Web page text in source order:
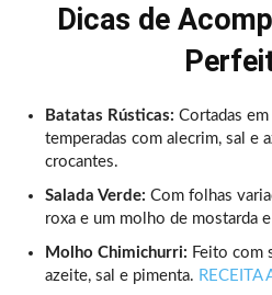
Dicas de
Batatas Rústicas: Cortadas
temperadas com alecrim, sal e
crocantes.
Salada Verde: Com folhas
roxa e um molho de mostarda
Molho Chimichurri: Feito com
azeite, sal e pimenta. RECEITA